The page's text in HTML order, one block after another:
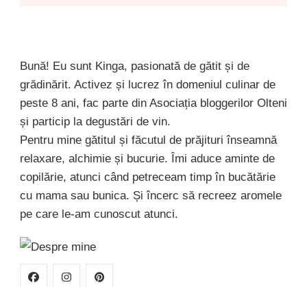
Bună! Eu sunt Kinga, pasionată de gătit și de
grădinărit. Activez și lucrez în domeniul culinar de
peste 8 ani, fac parte din Asociația bloggerilor Olteni
și particip la degustări de vin.
Pentru mine gătitul și făcutul de prăjituri înseamnă
relaxare, alchimie și bucurie. Îmi aduce aminte de
copilărie, atunci când petreceam timp în bucătărie
cu mama sau bunica. Și încerc să recreez aromele
pe care le-am cunoscut atunci.